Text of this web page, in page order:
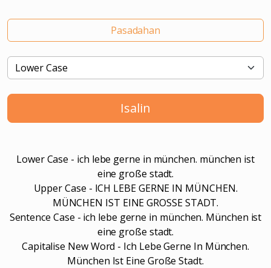
Pasadahan
Isalin
Lower Case - ich lebe gerne in münchen. münchen ist
eine große stadt.
Upper Case - ICH LEBE GERNE IN MÜNCHEN.
MÜNCHEN IST EINE GROSSE STADT.
Sentence Case - ich lebe gerne in münchen. München ist
eine große stadt.
Capitalise New Word - Ich Lebe Gerne In München.
München Ist Eine Große Stadt.